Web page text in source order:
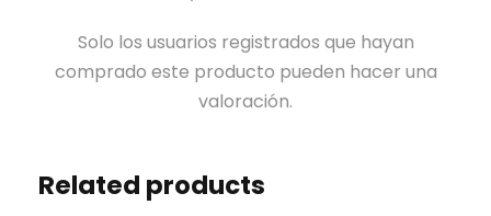
Solo los usuarios registrados que hayan
comprado este producto pueden hacer una
valoración.
Related products